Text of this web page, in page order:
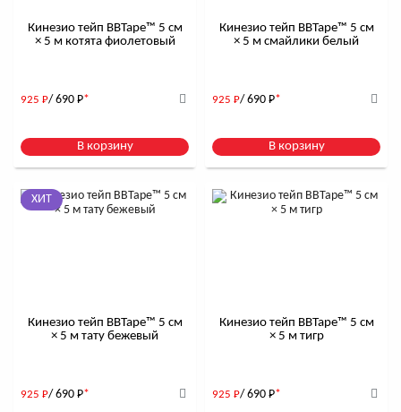
Кинезио тейп BBTape™ 5 см
× 5 м котята фиолетовый
925 Р/ 690 Р*
В корзину
Кинезио тейп BBTape™ 5 см
× 5 м смайлики белый
925 Р/ 690 Р*
В корзину
ХИТ
Кинезио тейп BBTape™ 5 см
× 5 м тату бежевый
925 Р/ 690 Р*
Кинезио тейп BBTape™ 5 см
× 5 м тигр
925 Р/ 690 Р*